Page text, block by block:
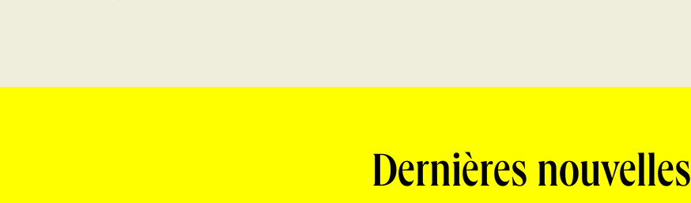
Dernières nouvelles